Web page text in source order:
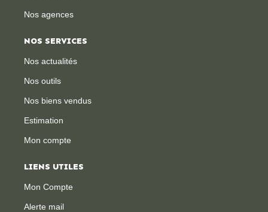
Nos agences
NOS SERVICES
Nos actualités
Nos outils
Nos biens vendus
Estimation
Mon compte
LIENS UTILES
Mon Compte
Alerte mail